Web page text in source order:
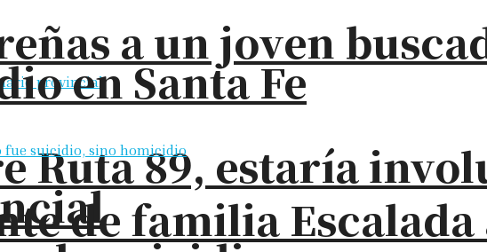
Ruta 89, estaría
a un joven
en Santa Fe
de familia